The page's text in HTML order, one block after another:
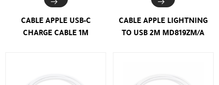
CABLE APPLE LIGHTNING
TO USB 2M MD819ZM/A
CABLE APPLE USB-C
CHARGE CABLE 1M